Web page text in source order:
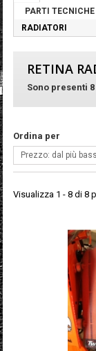
PARTI
RADIATORI
RETINA
Sono presenti
Ordina per
Prezzo: dal più
Visualizza 1 - 8 di 8